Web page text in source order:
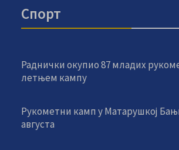
Спорт
Раднички окупио 87 младих
летњем кампу
Рукометни камп у Матарушкој
августа